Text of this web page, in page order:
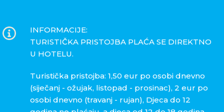
INFORMACIJE:
TURISTIČKA PRISTOJBA PLAĆA SE DIREKTNO
U HOTELU.
Turistička pristojba: 1,50 eur po osobi dnevno
(siječanj - ožujak, listopad - prosinac), 2 eur po
osobi dnevno (travanj - rujan), Djeca do 12